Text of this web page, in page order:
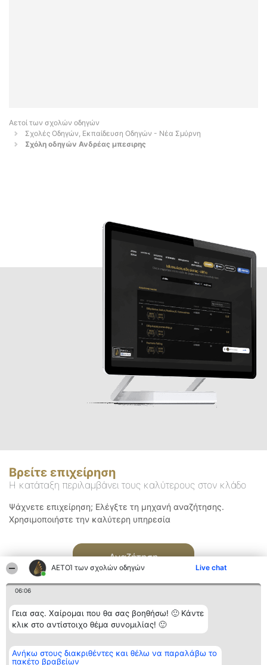
ΑΕΤΟΊ των σχολών οδηγών Live chat
06:06
Γεια σας. Χαίρομαι που θα σας βοηθήσω! 🙂 Κάντε
κλικ στο αντίστοιχο θέμα συνομιλίας! 🙂
Ανήκω στους διακριθέντες και θέλω να παραλάβω το
πακέτο βραβείων
Αετοί των σχολών οδηγών
Σχολές Οδηγών, Εκπαίδευση Οδηγών - Νέα Σμύρνη
Σχόλη οδηγών Ανδρέας μπεσιρης
Βρείτε επιχείρηση
Η κατάταξη περιλαμβάνει τους καλύτερους στον κλάδο
Ψάχνετε επιχείρηση; Ελέγξτε τη μηχανή αναζήτησης.
Χρησιμοποιήστε την καλύτερη υπηρεσία
Αναζήτηση
Διοργανωτής της
κατάταξης
BEAUTIFUL COMPANY
Κατάταξη
Διακριθέντες
Επικοινωνία
Επικοινωνία